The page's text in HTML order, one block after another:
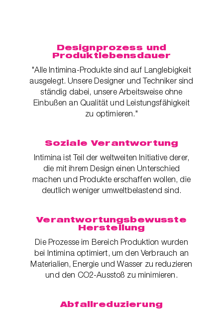
Designprozess und
Produktlebensdauer
"Alle Intimina-Produkte sind auf Langlebigkeit
ausgelegt. Unsere Designer und Techniker sind
ständig dabei, unsere Arbeitsweise ohne
Einbußen an Qualität und Leistungsfähigkeit
zu optimieren."
Soziale Verantwortung
Intimina ist Teil der weltweiten Initiative derer,
die mit ihrem Design einen Unterschied
machen und Produkte erschaffen wollen, die
deutlich weniger umweltbelastend sind.
Verantwortungsbewusste
Herstellung
Die Prozesse im Bereich Produktion wurden
bei Intimina optimiert, um den Verbrauch an
Materialien, Energie und Wasser zu reduzieren
und den CO2-Ausstoß zu minimieren.
Abfallreduzierung